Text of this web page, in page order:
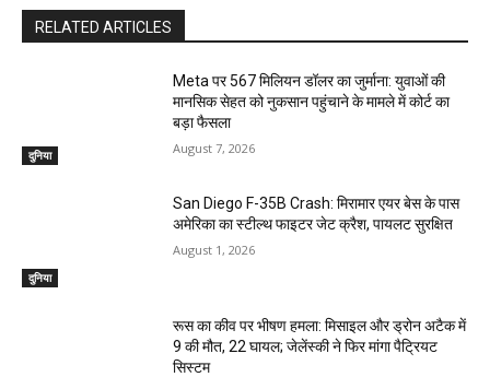
RELATED ARTICLES
दुनिया
Meta पर 567 मिलियन डॉलर का जुर्माना: युवाओं की
मानसिक सेहत को नुकसान पहुंचाने के मामले में कोर्ट का
बड़ा फैसला
August 7, 2026
दुनिया
San Diego F-35B Crash: मिरामार एयर बेस के पास
अमेरिका का स्टील्थ फाइटर जेट क्रैश, पायलट सुरक्षित
August 1, 2026
रूस का कीव पर भीषण हमला: मिसाइल और ड्रोन अटैक में
9 की मौत, 22 घायल; जेलेंस्की ने फिर मांगा पैट्रियट
सिस्टम